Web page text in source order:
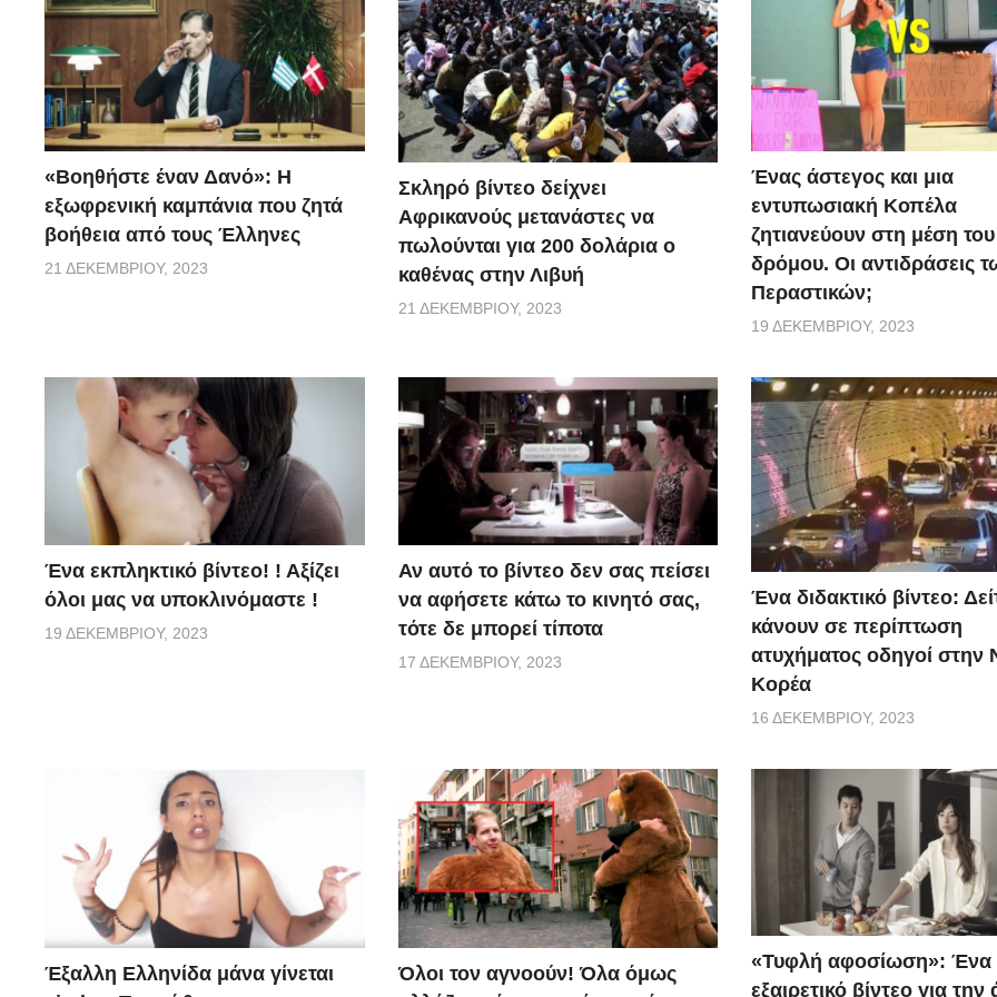
«Βοηθήστε έναν Δανό»: H
εξωφρενική καμπάνια που ζητά
βοήθεια από τους Έλληνες
21 ΔΕΚΕΜΒΡΊΟΥ, 2023
Σκληρό βίντεο δείχνει
Αφρικανούς μετανάστες να
πωλούνται για 200 δολάρια ο
καθένας στην Λιβυή
21 ΔΕΚΕΜΒΡΊΟΥ, 2023
Ένας άστεγος και μια
εντυπωσιακή Κοπέλα
ζητιανεύουν στη μέση του
δρόμου. Οι αντιδράσεις
Περαστικών;
19 ΔΕΚΕΜΒΡΊΟΥ, 2023
Ένα εκπληκτικό βίντεο! ! Αξίζει
όλοι μας να υποκλινόμαστε !
19 ΔΕΚΕΜΒΡΊΟΥ, 2023
Αν αυτό το βίντεο δεν σας πείσει
να αφήσετε κάτω το κινητό σας,
τότε δε μπορεί τίποτα
17 ΔΕΚΕΜΒΡΊΟΥ, 2023
Ένα διδακτικό βίντεο:
κάνουν σε περίπτωση
ατυχήματος οδηγοί στην
Κορέα
16 ΔΕΚΕΜΒΡΊΟΥ, 2023
Έξαλλη Ελληνίδα μάνα γίνεται
Όλοι τον αγνοούν! Όλα όμως
«Τυφλή αφοσίωση»: Ένα
εξαιρετικό βίντεο για την